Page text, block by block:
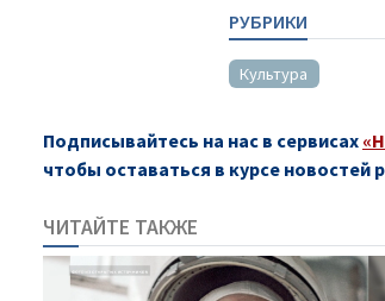
РУБРИКИ
Культура
Подписывайтесь на нас в сервисах
чтобы оставаться в курсе новостей
ЧИТАЙТЕ ТАКЖЕ